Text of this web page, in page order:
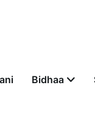
Bidhaa